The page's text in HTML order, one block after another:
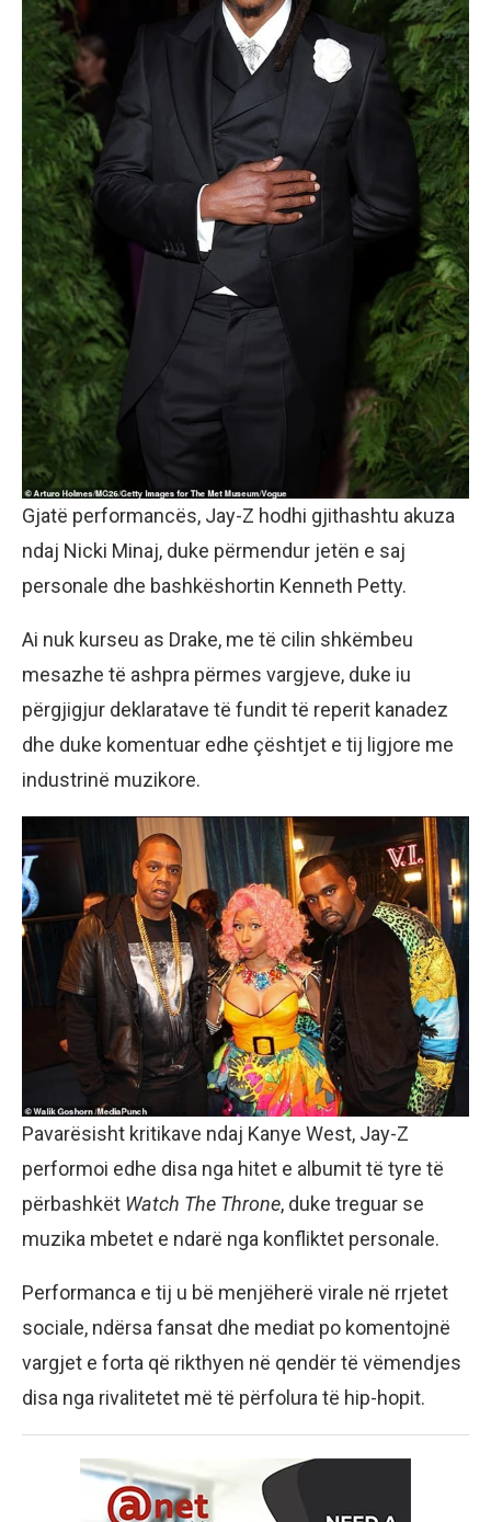
Gjatë performancës, Jay-Z hodhi gjithashtu akuza
ndaj Nicki Minaj, duke përmendur jetën e saj
personale dhe bashkëshortin Kenneth Petty.
Ai nuk kurseu as Drake, me të cilin shkëmbeu
mesazhe të ashpra përmes vargjeve, duke iu
përgjigjur deklaratave të fundit të reperit kanadez
dhe duke komentuar edhe çështjet e tij ligjore me
industrinë muzikore.
Pavarësisht kritikave ndaj Kanye West, Jay-Z
performoi edhe disa nga hitet e albumit të tyre të
përbashkët Watch The Throne, duke treguar se
muzika mbetet e ndarë nga konfliktet personale.
Performanca e tij u bë menjëherë virale në rrjetet
sociale, ndërsa fansat dhe mediat po komentojnë
vargjet e forta që rikthyen në qendër të vëmendjes
disa nga rivalitetet më të përfolura të hip-hopit.